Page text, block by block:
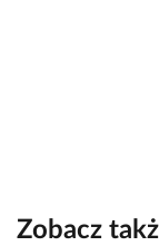
Zobacz